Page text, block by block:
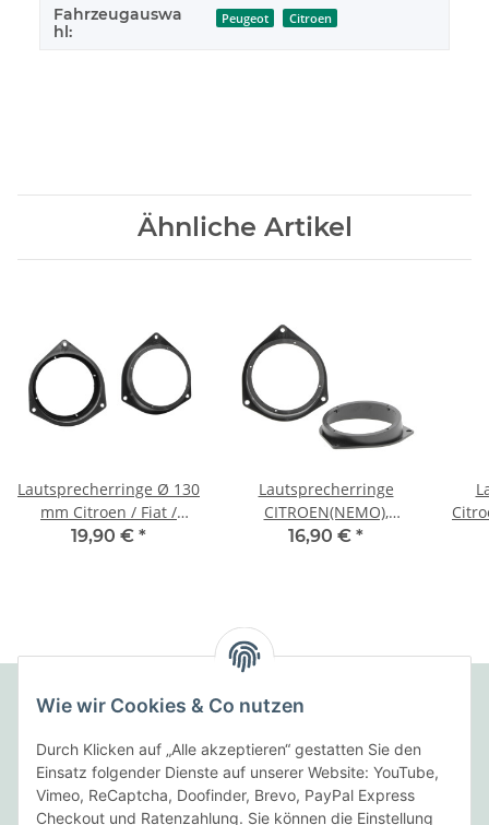
Fahrzeugauswa
hl:
Peugeot Citroen
Ähnliche Artikel
Mazda/Peugeot/Suzuki
Lautsprecherringe Ø 130
mm Citroen / Fiat /
Peugeot > Türe
19,90 € *
Lautsprecherringe
CITROEN(NEMO),
FIAT(Fiorino),
16,90 € *
Folgende Zahlungsarten bieten wir an:
Wie wir Cookies & Co nutzen
Durch Klicken auf „Alle akzeptieren“ gestatten Sie den
Einsatz folgender Dienste auf unserer Website: YouTube,
Vimeo, ReCaptcha, Doofinder, Brevo, PayPal Express
Checkout und Ratenzahlung. Sie können die Einstellung